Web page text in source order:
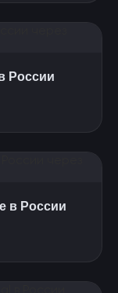
России